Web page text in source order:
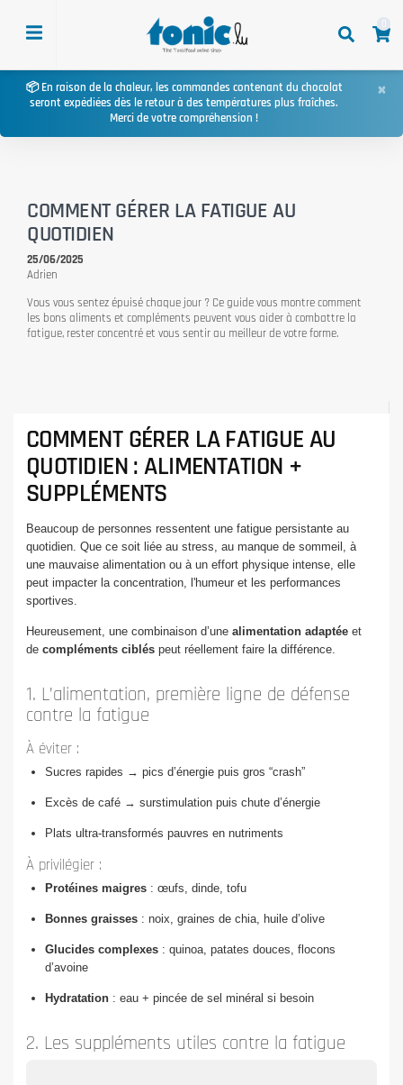
📦 En raison de la chaleur, les commandes contenant du chocolat
seront expédiées dès le retour à des températures plus fraîches.
Merci de votre compréhension !
×
COMMENT GÉRER LA FATIGUE AU
QUOTIDIEN
25/06/2025
Adrien
Vous vous sentez épuisé chaque jour ? Ce guide vous montre comment
les bons aliments et compléments peuvent vous aider à combattre la
fatigue, rester concentré et vous sentir au meilleur de votre forme.
COMMENT GÉRER LA FATIGUE AU
QUOTIDIEN : ALIMENTATION +
SUPPLÉMENTS
Beaucoup de personnes ressentent une fatigue persistante au
quotidien. Que ce soit liée au stress, au manque de sommeil, à
une mauvaise alimentation ou à un effort physique intense, elle
peut impacter la concentration, l'humeur et les performances
sportives.
Heureusement, une combinaison d’une alimentation adaptée et
de compléments ciblés peut réellement faire la différence.
1. L’alimentation, première ligne de défense
contre la fatigue
À éviter :
Sucres rapides → pics d’énergie puis gros “crash”
Excès de café → surstimulation puis chute d’énergie
Plats ultra-transformés pauvres en nutriments
À privilégier :
Protéines maigres : œufs, dinde, tofu
Bonnes graisses : noix, graines de chia, huile d’olive
Glucides complexes : quinoa, patates douces, flocons
d’avoine
Hydratation : eau + pincée de sel minéral si besoin
2. Les suppléments utiles contre la fatigue